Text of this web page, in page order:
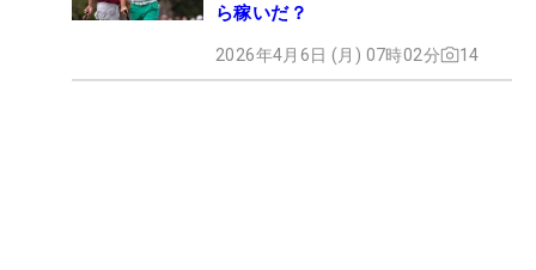
ら稼いだ？
2026年4月6日 (月) 07時02分 14